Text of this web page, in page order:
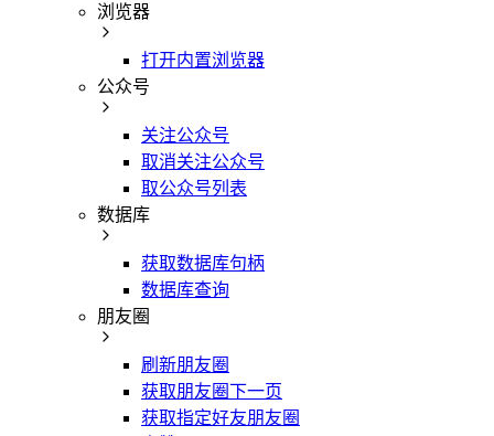
浏览器
打开内置浏览器
公众号
关注公众号
取消关注公众号
取公众号列表
数据库
获取数据库句柄
数据库查询
朋友圈
刷新朋友圈
获取朋友圈下一页
获取指定好友朋友圈